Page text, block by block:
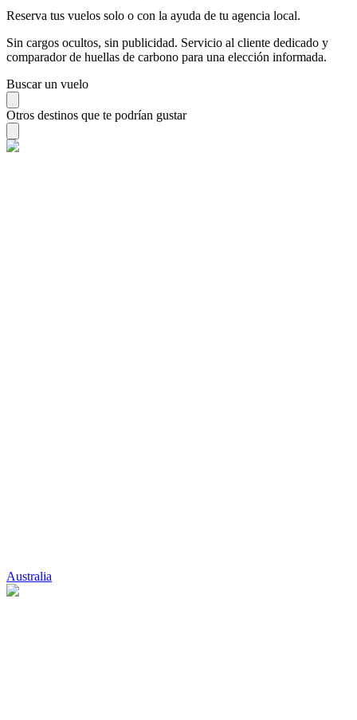
Reserva tus vuelos solo o con la ayuda de tu agencia local.
Sin cargos ocultos, sin publicidad. Servicio al cliente dedicado y
comparador de huellas de carbono para una elección informada.
Buscar un vuelo
Otros destinos que te podrían gustar
Australia